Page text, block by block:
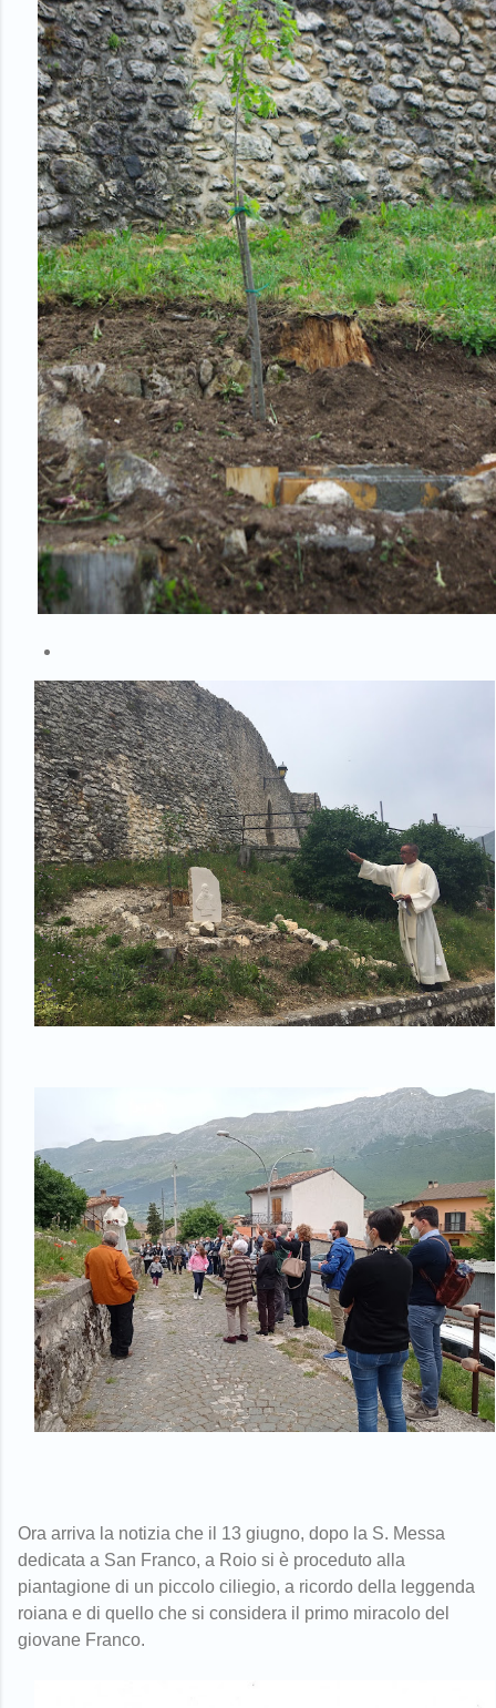
Ora arriva la notizia che il 13 giugno, dopo la S. Messa
dedicata a San Franco, a Roio si è proceduto alla
piantagione di un piccolo ciliegio, a ricordo della leggenda
roiana e di quello che si considera il primo miracolo del
giovane Franco.